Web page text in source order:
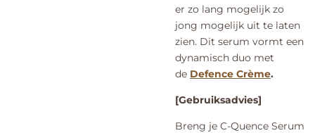
er zo lang mogelijk zo
jong mogelijk uit te laten
zien. Dit serum vormt een
dynamisch duo met
de Defence Crème.
[Gebruiksadvies]
Breng je C-Quence Serum